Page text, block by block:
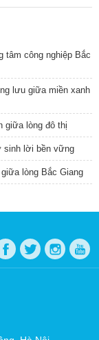
tâm công nghiệp Bắc
lưu giữa miền xanh
giữa lòng đô thị
sinh lời bền vững
lòng Bắc Giang